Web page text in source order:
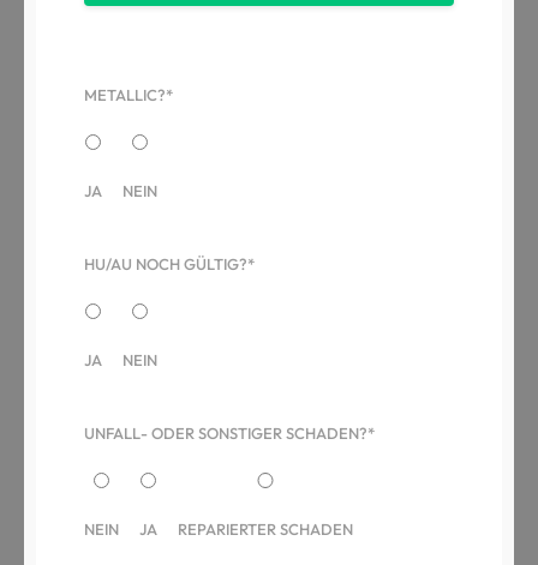
METALLIC?*
JA NEIN
HU/AU NOCH GÜLTIG?*
JA NEIN
UNFALL- ODER SONSTIGER SCHADEN?*
NEIN JA REPARIERTER SCHADEN